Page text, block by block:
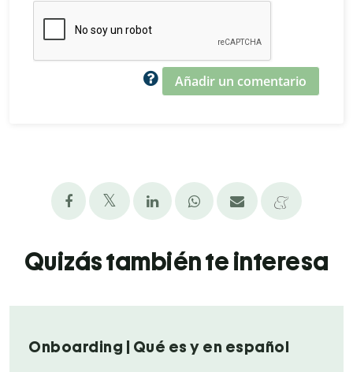
Añadir un comentario
Quizás también te interesa
Onboarding | Qué es y en español